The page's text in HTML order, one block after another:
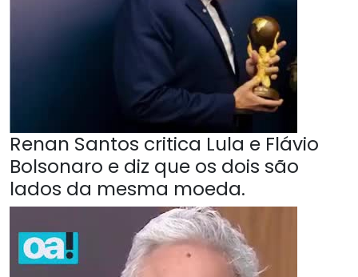
Renan Santos critica Lula e Flávio
Bolsonaro e diz que os dois são
lados da mesma moeda.